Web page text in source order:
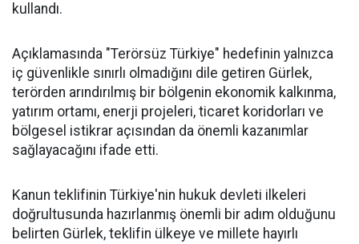
kullandı.
Açıklamasında "Terörsüz Türkiye" hedefinin yalnızca
iç güvenlikle sınırlı olmadığını dile getiren Gürlek,
terörden arındırılmış bir bölgenin ekonomik kalkınma,
yatırım ortamı, enerji projeleri, ticaret koridorları ve
bölgesel istikrar açısından da önemli kazanımlar
sağlayacağını ifade etti.
Kanun teklifinin Türkiye'nin hukuk devleti ilkeleri
doğrultusunda hazırlanmış önemli bir adım olduğunu
belirten Gürlek, teklifin ülkeye ve millete hayırlı